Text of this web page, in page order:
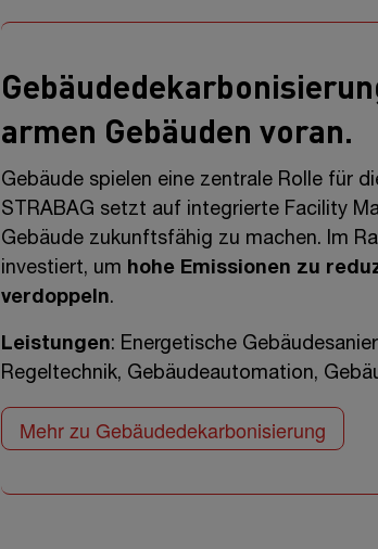
armen Gebäuden voran.
Gebäude spielen eine zentrale Rolle für
STRABAG setzt auf integrierte Facility
Gebäude zukunftsfähig zu machen. Im
investiert, um hohe Emissionen zu
verdoppeln.
Leistungen: Energetische
Regeltechnik, Gebäudeautomation,
Mehr zu Gebäudedekarbonisierung